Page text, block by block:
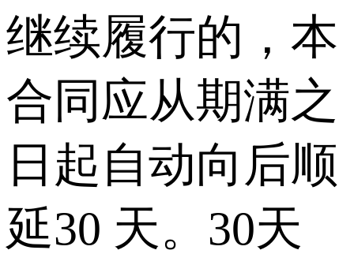
继续履行的，本
合同应从期满之
日起自动向后顺
延30 天。30天